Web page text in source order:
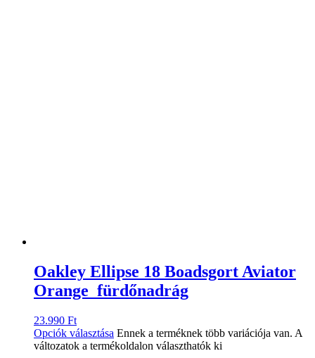
Oakley Ellipse 18 Boadsgort Aviator
Orange fürdőnadrág
23.990 Ft
Opciók választása Ennek a terméknek több variációja van. A
változatok a termékoldalon választhatók ki